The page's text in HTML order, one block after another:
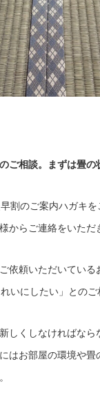
ご相談。まずは畳の
割のご案内ハガキを
からご連絡をいただ
依頼いただいている
いにしたい」とのご
しくしなければなら
はお部屋の環境や